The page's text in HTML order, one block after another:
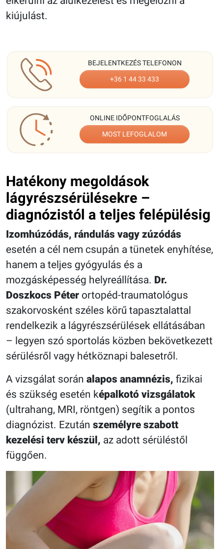
kiújulást.
BEJELENTKEZÉS TELEFONON
+36 1 44 33 433
ONLINE IDŐPONTFOGLALÁS
MOST LEFOGLALOM
Hatékony megoldások
lágyrészsérülésekre –
diagnózistól a teljes felépülésig
Izomhúzódás, rándulás vagy zúzódás
esetén a cél nem csupán a tünetek enyhítése,
hanem a teljes gyógyulás és a
mozgásképesség helyreállítása. Dr.
Doszkocs Péter ortopéd-traumatológus
szakorvosként széles körű tapasztalattal
rendelkezik a lágyrészsérülések ellátásában
– legyen szó sportolás közben bekövetkezett
sérülésről vagy hétköznapi balesetről.
A vizsgálat során alapos anamnézis, fizikai
és szükség esetén képalkotó vizsgálatok
(ultrahang, MRI, röntgen) segítik a pontos
diagnózist. Ezután személyre szabott
kezelési terv készül, az adott sérüléstől
függően.